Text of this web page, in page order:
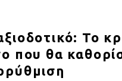
Το
που θα